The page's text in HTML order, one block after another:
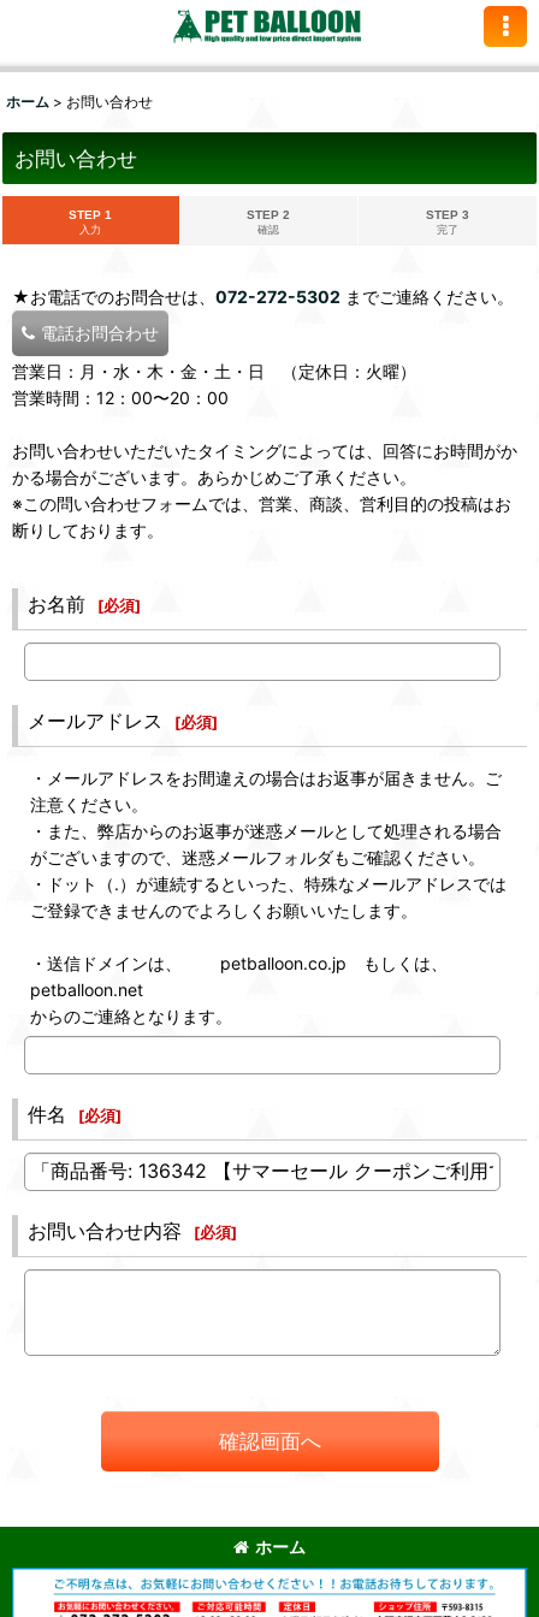
ホーム > お問い合わせ
お問い合わせ
STEP 1
入力
STEP 2
確認
STEP 3
完了
★お電話でのお問合せは、 072-272-5302 までご連絡ください。
電話お問合わせ
営業日：月・水・木・金・土・日 （定休日：火曜）
営業時間：12：00〜20：00
お問い合わせいただいたタイミングによっては、回答にお時間がか
かる場合がございます。あらかじめご了承ください。
※この問い合わせフォームでは、営業、商談、営利目的の投稿はお
断りしております。
お名前 [必須]
メールアドレス [必須]
・メールアドレスをお間違えの場合はお返事が届きません。ご
注意ください。
・また、弊店からのお返事が迷惑メールとして処理される場合
がございますので、迷惑メールフォルダもご確認ください。
・ドット（.）が連続するといった、特殊なメールアドレスでは
ご登録できませんのでよろしくお願いいたします。
・送信ドメインは、 petballoon.co.jp もしくは、
petballoon.net
からのご連絡となります。
件名 [必須]
お問い合わせ内容 [必須]
確認画面へ
ホーム